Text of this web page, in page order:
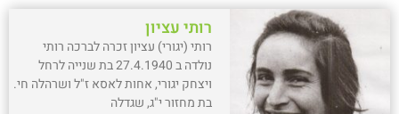
רותי עציון
רותי (יגורי) עציון זכרה לברכה רותי
נולדה ב 27.4.1940 בת שנייה לרחל
ויצחק יגורי, אחות לאסא ז"ל ושרהלה חי.
בת מחזור י"ג, שגדלה